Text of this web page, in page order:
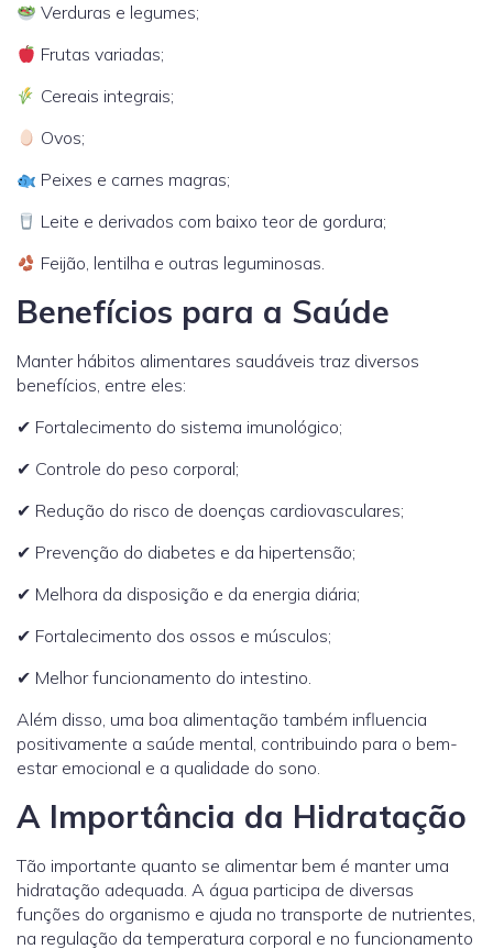
Verduras e legumes;
Frutas variadas;
Cereais integrais;
Ovos;
Peixes e carnes magras;
Leite e derivados com baixo teor de gordura;
Feijão, lentilha e outras leguminosas.
Benefícios para a Saúde
Manter hábitos alimentares saudáveis traz diversos
benefícios, entre eles:
✔ Fortalecimento do sistema imunológico;
✔ Controle do peso corporal;
✔ Redução do risco de doenças cardiovasculares;
✔ Prevenção do diabetes e da hipertensão;
✔ Melhora da disposição e da energia diária;
✔ Fortalecimento dos ossos e músculos;
✔ Melhor funcionamento do intestino.
Além disso, uma boa alimentação também influencia
positivamente a saúde mental, contribuindo para o bem-
estar emocional e a qualidade do sono.
A Importância da Hidratação
Tão importante quanto se alimentar bem é manter uma
hidratação adequada. A água participa de diversas
funções do organismo e ajuda no transporte de nutrientes,
na regulação da temperatura corporal e no funcionamento